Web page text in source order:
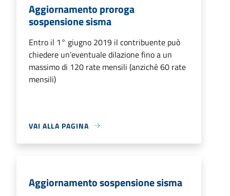
Aggiornamento proroga
sospensione sisma
Entro il 1° giugno 2019 il contribuente può
chiedere un’eventuale dilazione fino a un
massimo di 120 rate mensili (anziché 60 rate
mensili)
VAI ALLA PAGINA
Aggiornamento sospensione sisma